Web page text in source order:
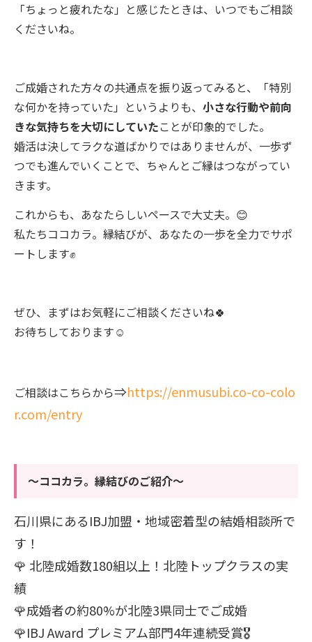
「ちょっと疲れたな」と感じたときは、いつでもご相談
くださいね。
ご成婚された方々の共通点を振り返ってみると、「特別
な何かを持っていた」というよりも、 小さな行動や前向
きな気持ちを大切にしていたことが印象的でした。
婚活は決してラクな道ばかりではありませんが、一歩ず
つでも進んでいくことで、ちゃんとご縁はつながってい
きます。
これからも、あなたらしいペースで大丈夫。😊
私たちココカラ。縁結びが、あなたの一歩を全力でサポ
ートします✊
ぜひ、まずはお気軽にご相談くださいね🍀
お待ちしております☺️
ご相談はこちらから⇒https://enmusubi.co-co-colo
r.com/entry
～ココカラ。縁結びのご紹介～
石川県にあるIBJ加盟・地域密着型の結婚相談所で
す！
🌹 北陸成婚数180組以上！北陸トップクラスの実
績
🌹成婚者の約80%が北陸3県同士でご成婚
🌹IBJ Award プレミアム部門4年連続受賞🎖️